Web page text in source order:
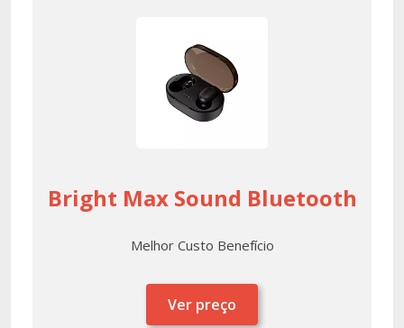
Bright Max Sound Bluetooth
Melhor Custo Benefício
Ver preço